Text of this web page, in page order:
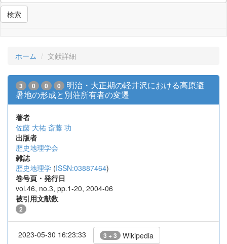
検索
ホーム 文献詳細
3 0 0 0
明治・大正期の軽井沢における高原避
暑地の形成と別荘所有者の変遷
著者
佐藤 大祐 斎藤 功
出版者
歴史地理学会
雑誌
歴史地理学 (ISSN:03887464)
巻号頁・発行日
vol.46, no.3, pp.1-20, 2004-06
被引用文献数
2
2023-05-30 16:23:33 3 + 3 Wikipedia